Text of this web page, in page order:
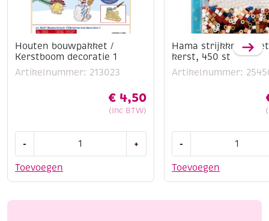
Houten bouwpakket /
Kerstboom decoratie 1
Artikelnummer: 213023
€ 4,50
(Inc BTW)
Toevoegen
-
/
1
+
Hama
kerst, 450 st
Artikelnummer:
Toevoegen
-
strijkkralenset
midi,
st